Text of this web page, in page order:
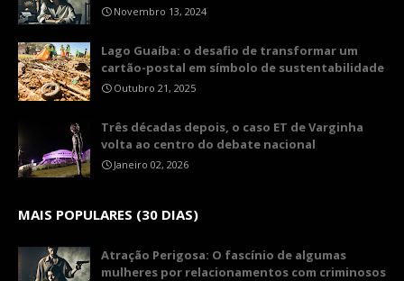
Novembro 13, 2024
Lago Guaíba: o desafio de transformar um
cartão-postal em símbolo de sustentabilidade
Outubro 21, 2025
Três décadas depois, o caso ET de Varginha
volta ao centro do debate nacional
Janeiro 02, 2026
MAIS POPULARES (30 DIAS)
Atração Perigosa: O fascínio de algumas
mulheres por relacionamentos com criminosos